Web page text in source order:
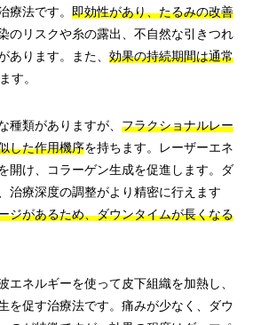
療法です。 即効性があり、たるみの改善
のリスクや糸の露出、不自然な引きつれ
あります。また、 効果の持続期間は通常
す。
種類がありますが、 フラクショナルレー
した作用機序を持ちます。レーザーエネ
開け、コラーゲン生成を促進します。ダ
治療深度の調整がより精密に行えます
ジがあるため、ダウンタイムが長くなる
エネルギーを使って皮下組織を加熱し、
を促す治療法です。痛みが少なく、ダウ